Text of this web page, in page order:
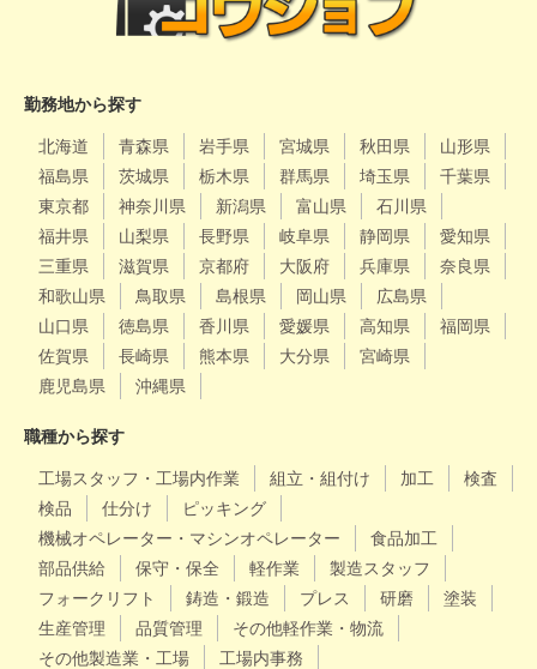
勤務地から探す
北海道 青森県 岩手県 宮城県 秋田県
山形県
福島県
茨城県 栃木県 群馬県 埼玉県
千葉県
東京都
神奈川県 新潟県 富山県
石川県
福井県
山梨県 長野県 岐阜県 静岡県
愛知県
三重県
滋賀県 京都府 大阪府 兵庫県
奈良県
和歌山県
鳥取県 島根県 岡山県
広島県
山口県
徳島県 香川県 愛媛県 高知県
福岡県
佐賀県
長崎県 熊本県 大分県
宮崎県
鹿児島県
沖縄県
職種から探す
工場スタッフ・工場内作業 組立・組付け 加工
検査
検品
仕分け
ピッキング
機械オペレーター・マシンオペレーター
食品加工
部品供給
保守・保全 軽作業
製造スタッフ
フォークリフト
鋳造・鍛造 プレス 研磨
塗装
生産管理
品質管理
その他軽作業・物流
その他製造業・工場
工場内事務